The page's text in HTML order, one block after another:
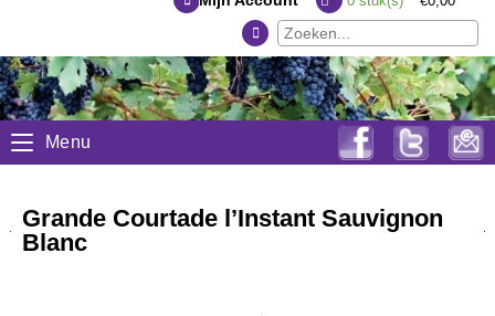
Menu
Grande Courtade l’Instant Sauvignon
Blanc